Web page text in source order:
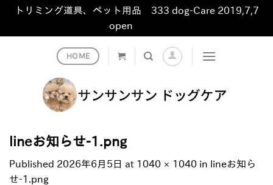
トリミング道具、ペット用品 333 dog-Care 2019,7,7
open
HOME
lineお知らせ-1.png
Published 2026年6月5日 at 1040 × 1040 in lineお知ら
せ-1.png